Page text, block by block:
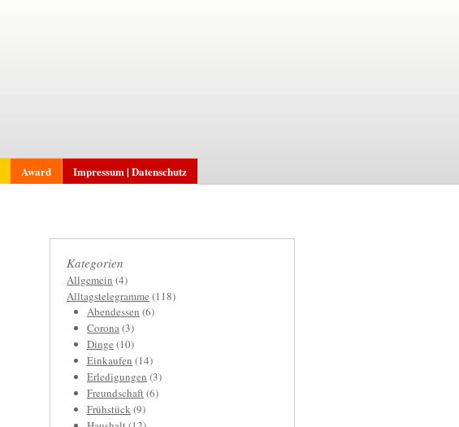
Award Impressum | Datenschutz
Kategorien
Allgemein (4)
Alltagstelegramme (118)
Abendessen (6)
Corona(3)
Dinge (10)
Einkaufen (14)
Erledigungen (3)
Freundschaft(6)
Frühstück(9)